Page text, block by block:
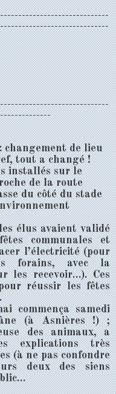
de lieu
tout a changé !
installés sur le
de la route
du côté du stade
élus avaient validé
communales et
l’électricité (pour
forains, avec la
les recevoir…). Ces
réussir les fêtes
commença samedi
(à Asnières !) ;
des animaux, a
explications très
(à ne pas confondre
deux des siens